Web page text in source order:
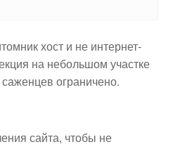
хост и не интернет-
на небольшом участке
ограничено.
сайта, чтобы не